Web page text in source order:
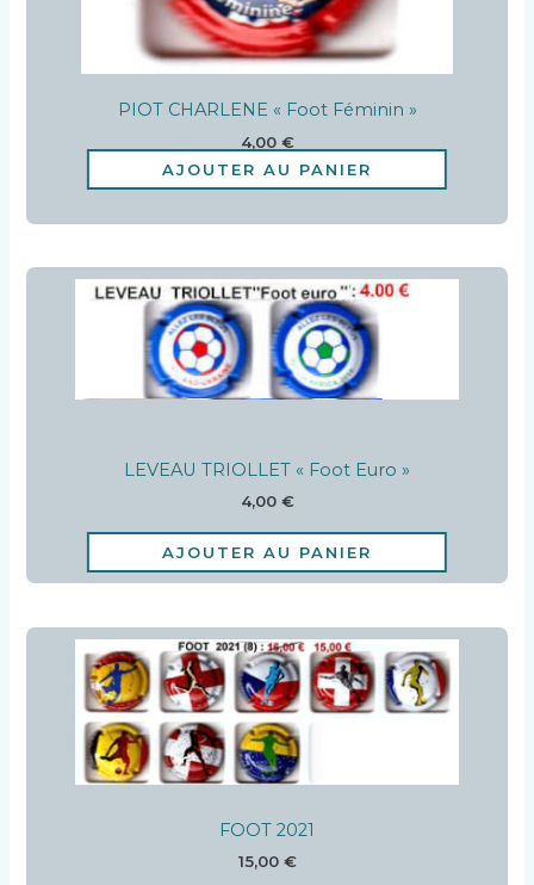
PIOT CHARLENE « Foot Féminin »
4,00 €
AJOUTER AU PANIER
LEVEAU TRIOLLET « Foot Euro »
4,00 €
AJOUTER AU PANIER
FOOT 2021
15,00 €